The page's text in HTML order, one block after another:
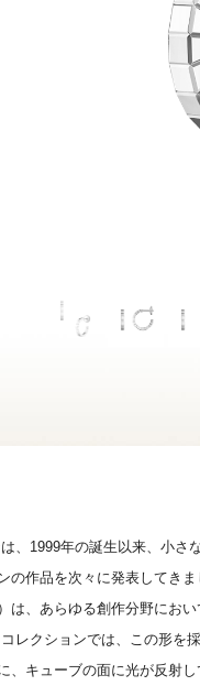
、1999年の誕生以来、小さ
の作品を次々に発表してき
は、あらゆる創作分野にお
レクションでは、この形を
、キューブの面に光が反射